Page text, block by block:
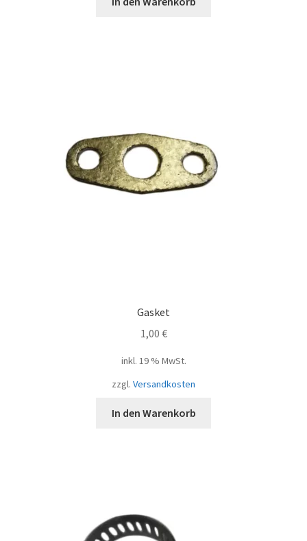
Gasket
1,00 €
inkl. 19 % MwSt.
zzgl. Versandkosten
In den Warenkorb